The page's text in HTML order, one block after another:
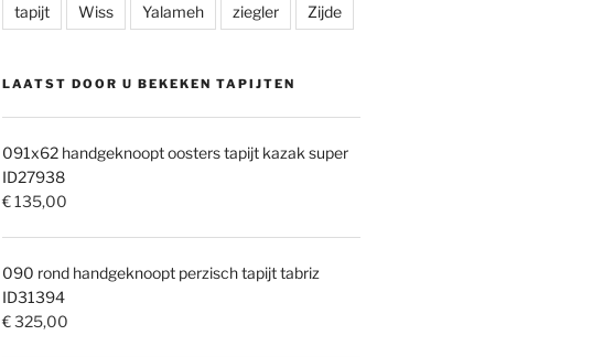
tapijt Wiss Yalameh ziegler Zijde
LAATST DOOR U BEKEKEN TAPIJTEN
091x62 handgeknoopt oosters tapijt kazak super
ID27938
€135,00
090 rond handgeknoopt perzisch tapijt tabriz
ID31394
€325,00